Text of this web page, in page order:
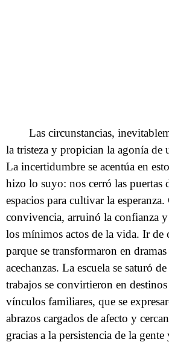
Las circunstancias,
la tristeza y propician la agonía de
La incertidumbre se acentúa en
hizo lo suyo: nos cerró las puertas
espacios para cultivar la
convivencia, arruinó la confianza
los mínimos actos de la vida. Ir de
parque se transformaron en
acechanzas. La escuela se saturó
trabajos se convirtieron en
vínculos familiares, que se
abrazos cargados de afecto y
gracias a la persistencia de la